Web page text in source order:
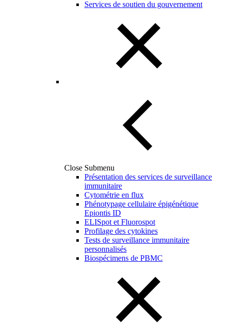
Services de soutien du gouvernement
Close Submenu
Présentation des services de surveillance
immunitaire
Cytométrie en flux
Phénotypage cellulaire épigénétique
Epiontis ID
ELISpot et Fluorospot
Profilage des cytokines
Tests de surveillance immunitaire
personnalisés
Biospécimens de PBMC